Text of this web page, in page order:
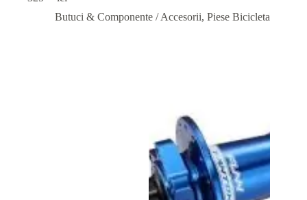
Butuci & Componente / Accesorii, Piese Bicicleta